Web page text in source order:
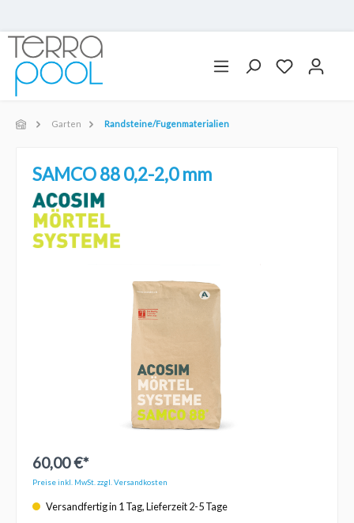
Garten Randsteine/Fugenmaterialien
SAMCO 88 0,2-2,0 mm
60,00 €*
Preise inkl. MwSt. zzgl. Versandkosten
Versandfertig in 1 Tag, Lieferzeit 2-5 Tage